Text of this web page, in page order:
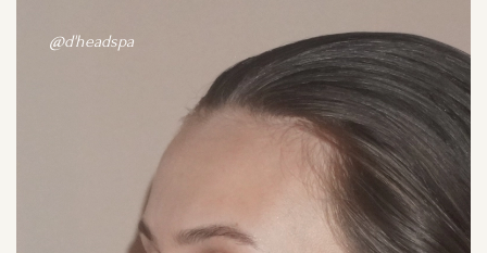
@d'headspa